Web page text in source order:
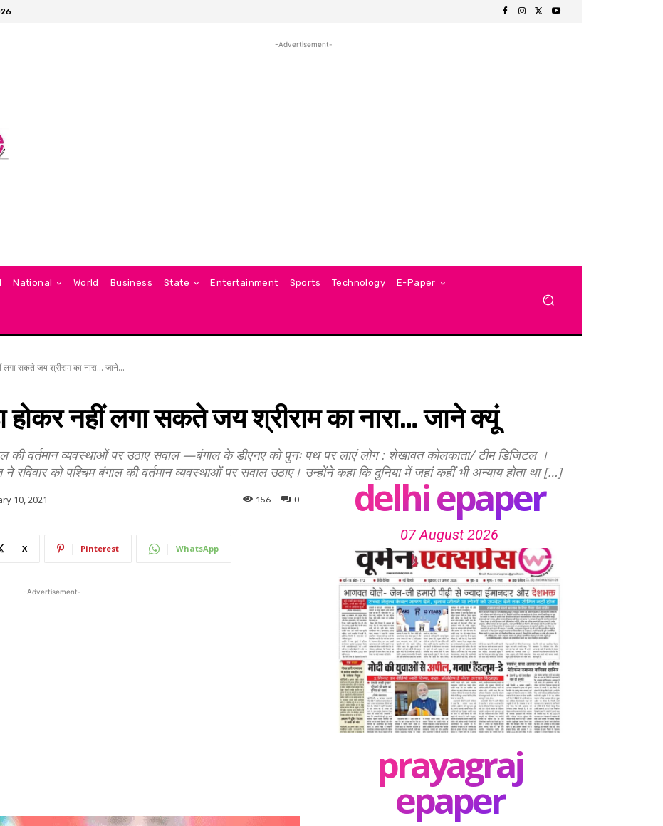
-Advertisement-
National World Business State Entertainment Sports Technology E-Paper
लगा सकते जय श्रीराम का नारा... जाने...
होकर नहीं लगा सकते जय श्रीराम का नारा… जाने क्यूं
की वर्तमान व्यवस्थाओं पर उठाए सवाल —बंगाल के डीएनए को पुनः पथ पर लाएं लोग : शेखावत कोलकाता/ टीम डिजिटल ।
को पश्चिम बंगाल की वर्तमान व्यवस्थाओं पर सवाल उठाए। उन्होंने कहा कि दुनिया में जहां कहीं भी अन्याय होता था […]
10, 2021 0
156
X Pinterest WhatsApp
-Advertisement-
delhi epaper
07 August 2026
prayagraj
epaper